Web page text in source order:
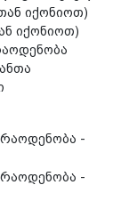
იქონიოთ)
იქონიოთ)
-
-